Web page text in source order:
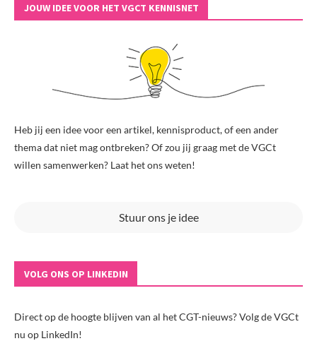
JOUW IDEE VOOR HET VGCT KENNISNET
Heb jij een idee voor een artikel, kennisproduct, of een ander
thema dat niet mag ontbreken? Of zou jij graag met de VGCt
willen samenwerken? Laat het ons weten!
Stuur ons je idee
VOLG ONS OP LINKEDIN
Direct op de hoogte blijven van al het CGT-nieuws? Volg de VGCt
nu op LinkedIn!